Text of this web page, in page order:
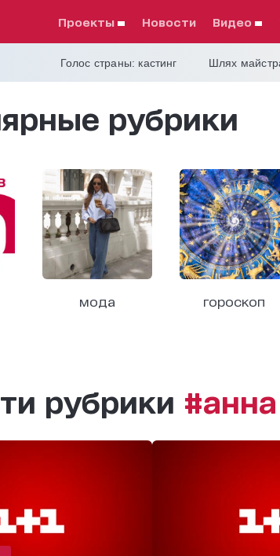
проекты Новости видео
Голос страны: кастинг Шлях
рубрики
мода гороскоп
рубрики